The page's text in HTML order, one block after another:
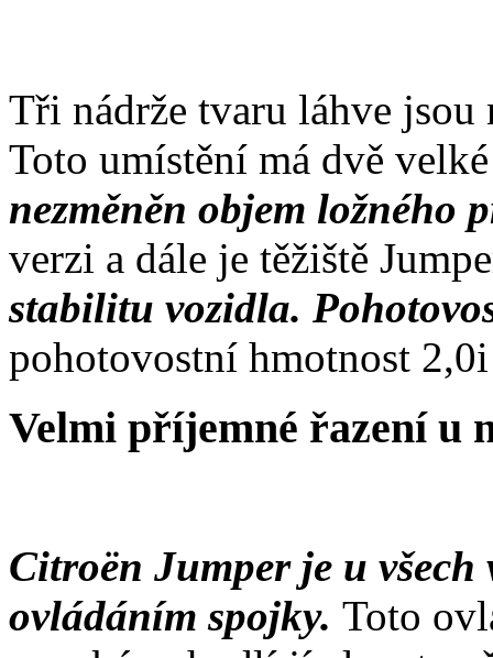
Tři nádrže tvaru láhve
Toto umístění má dvě
nezměněn objem ložného
verzi a dále je těžiště
stabilitu vozidla.
pohotovostní hmotnost
Velmi příjemné řazení u
Citroën Jumper je u
ovládáním spojky. Toto